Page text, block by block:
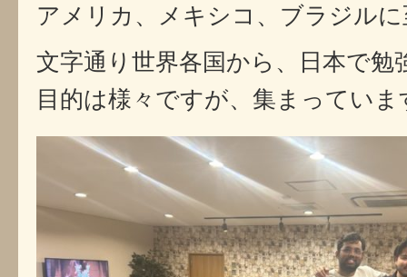
アメリカ、メキシコ、ブラジル
文字通り世界各国から、日本で勉
目的は様々ですが、集まっていま